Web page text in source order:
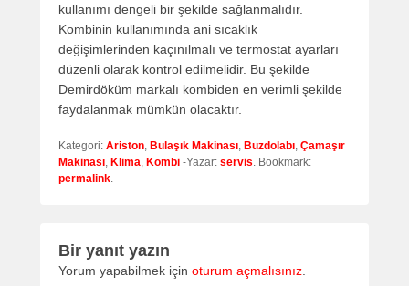
kullanımı dengeli bir şekilde sağlanmalıdır.
Kombinin kullanımında ani sıcaklık
değişimlerinden kaçınılmalı ve termostat ayarları
düzenli olarak kontrol edilmelidir. Bu şekilde
Demirdöküm markalı kombiden en verimli şekilde
faydalanmak mümkün olacaktır.
Kategori: Ariston, Bulaşık Makinası, Buzdolabı, Çamaşır
Makinası, Klima, Kombi -Yazar: servis. Bookmark:
permalink.
Bir yanıt yazın
Yorum yapabilmek için oturum açmalısınız